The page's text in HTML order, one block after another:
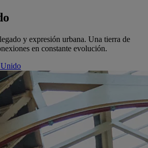
y expresión urbana. Una tierra de
en constante evolución.